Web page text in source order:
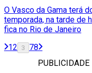
O Vasco da Gama terá
temporada, na tarde de
fica no Rio de Janeiro
12 3 78
PUBLICIDADE